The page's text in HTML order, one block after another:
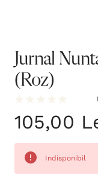
Jurnal
(Roz)
105,00
Indisponibil